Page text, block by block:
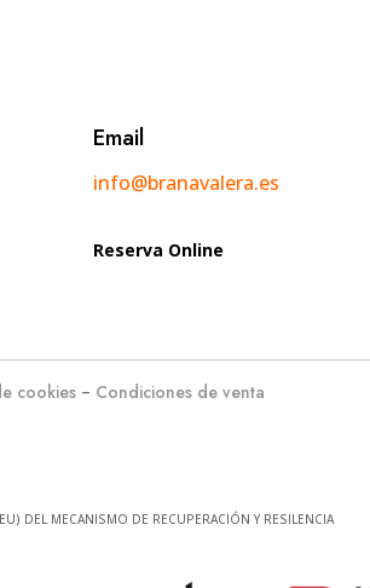
Email
info@branavalera.es
Reserva Online
cookies– Condiciones de venta
DEL MECANISMO DE RECUPERACIÓN Y RESILENCIA